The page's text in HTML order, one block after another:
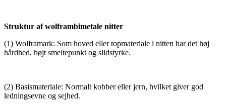
Struktur af wolframbimetale nitter
(1) Wolframark: Som hoved eller topmateriale i nitten har det høj
hårdhed, højt smeltepunkt og slidstyrke.
(2) Basismateriale: Normalt kobber eller jern, hvilket giver god
ledningsevne og sejhed.